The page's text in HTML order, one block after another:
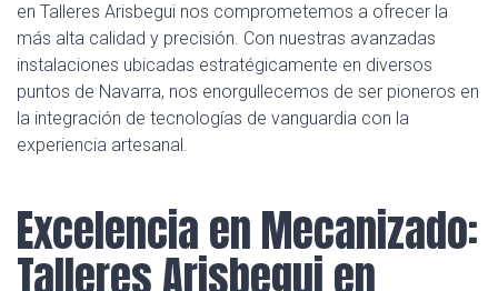
en Talleres Arisbegui nos comprometemos a ofrecer la
más alta calidad y precisión. Con nuestras avanzadas
instalaciones ubicadas estratégicamente en diversos
puntos de Navarra, nos enorgullecemos de ser pioneros en
la integración de tecnologías de vanguardia con la
experiencia artesanal.
Excelencia en Mecanizado:
Talleres Arisbegui en